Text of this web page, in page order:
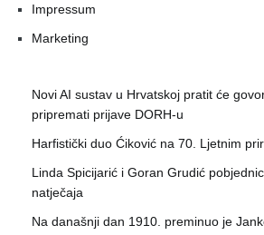
Impressum
Marketing
Novi AI sustav u Hrvatskoj pratit će
pripremati prijave DORH-u
Harfistički duo Ćiković na 70. Ljetnim
Linda Spicijarić i Goran Grudić
natječaja
Na današnji dan 1910. preminuo je